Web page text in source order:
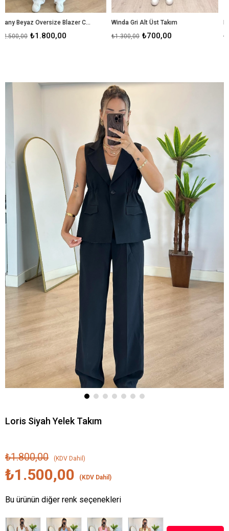
Wany Beyaz Oversize Blazer Ceket Takım Winda Gri Alt Üst Takım
₺700,00
₺1.300,00
Rise Bordo Triko
Loris Siyah Yelek Takım
₺1.800,00 (KDV Dahil)
₺1.500,00 (KDV Dahil)
Bu ürünün diğer renk seçenekleri